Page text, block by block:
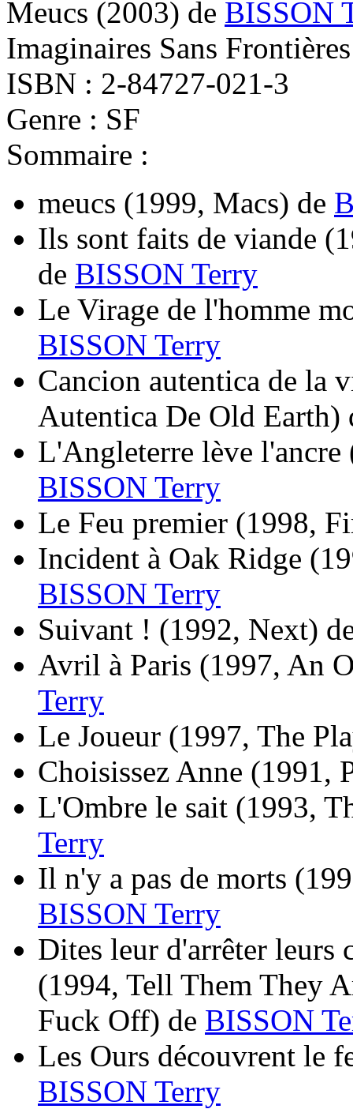
Meucs (2003) de BISSON
Imaginaires Sans
ISBN : 2-84727-021-3
Genre : SF
Sommaire :
meucs (1999, Macs) de
Ils sont faits de viande
de BISSON Terry
Le Virage de l'homme
BISSON Terry
Cancion autentica de la
Autentica De Old Earth)
L'Angleterre lève l'ancre
BISSON Terry
Le Feu premier (1998,
Incident à Oak Ridge
BISSON Terry
Suivant ! (1992, Next)
Avril à Paris (1997, An
Terry
Le Joueur (1997, The
Choisissez Anne (1991,
L'Ombre le sait (1993,
Terry
Il n'y a pas de morts
BISSON Terry
Dites leur d'arrêter leurs
(1994, Tell Them They
Fuck Off) de BISSON
Les Ours découvrent le
BISSON Terry